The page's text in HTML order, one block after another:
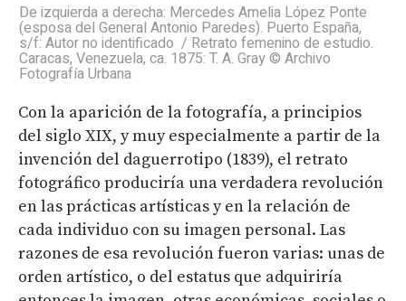
De izquierda a derecha: Mercedes Amelia López Ponte
(esposa del General Antonio Paredes). Puerto España,
s/f: Autor no identificado / Retrato femenino de estudio.
Caracas, Venezuela, ca. 1875: T. A. Gray © Archivo
Fotografía Urbana
Con la aparición de la fotografía, a principios
del siglo XIX, y muy especialmente a partir de la
invención del daguerrotipo (1839), el retrato
fotográfico produciría una verdadera revolución
en las prácticas artísticas y en la relación de
cada individuo con su imagen personal. Las
razones de esa revolución fueron varias: unas de
orden artístico, o del estatus que adquiriría